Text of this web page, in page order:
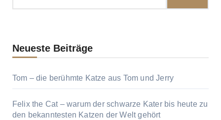
Neueste Beiträge
Tom – die berühmte Katze aus Tom und Jerry
Felix the Cat – warum der schwarze Kater bis heute zu
den bekanntesten Katzen der Welt gehört